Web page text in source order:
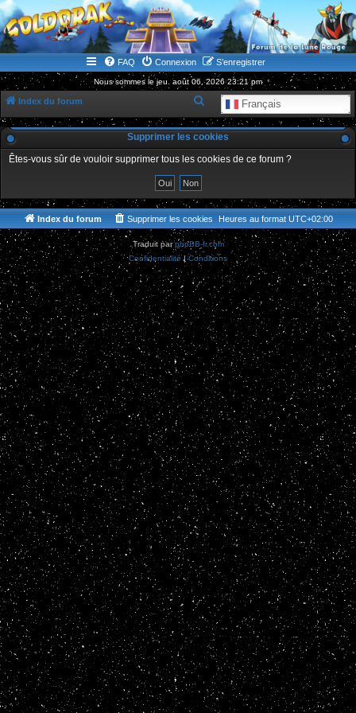
WWW.GOLDORAKGO.COM
le site de la Lune Rouge
FAQ Connexion S’enregistrer
Nous sommes le jeu. août 06, 2026 23:21 pm
Index du forum Français
e
c
h
h
e
r
Supprimer les cookies
Êtes-vous sûr de vouloir supprimer tous les cookies de ce forum ?
Index du forum Heures au format UTC+02:00
Supprimer les cookies
Traduit parphpBB-fr.com
Confidentialité|Conditions